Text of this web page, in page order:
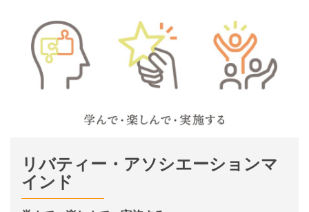
リバティー・アソシエーションマ
インド